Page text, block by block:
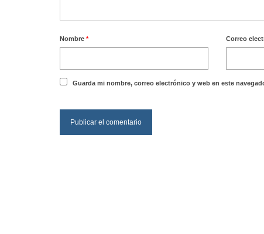
Nombre * Correo
Guarda mi nombre, correo electrónico y web en este